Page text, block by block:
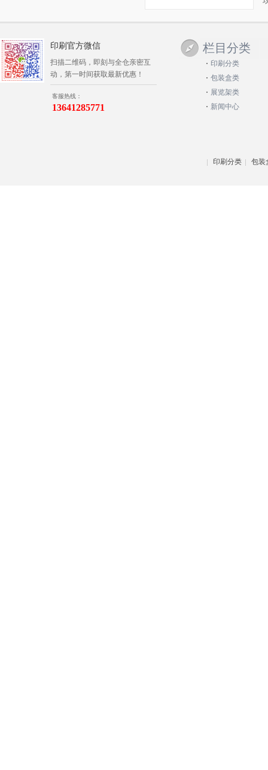
栏目分类
印刷分类
包装盒类
展览架类
新闻中心
印刷官方微信
扫描二维码，即刻与全仓亲密互
动，第一时间获取最新优惠！
客服热线：
13641285771
印刷分类 包装